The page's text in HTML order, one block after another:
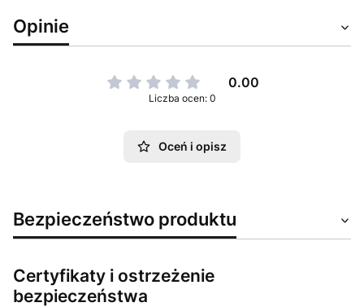
Opinie
0.00
Liczba ocen: 0
Oceń i opisz
Bezpieczeństwo produktu
Certyfikaty i ostrzeżenie
bezpieczeństwa